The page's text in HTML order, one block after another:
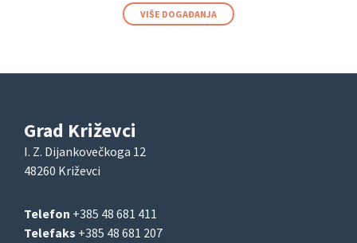
VIŠE DOGAĐANJA
Grad Križevci
I. Z. Dijankovečkoga 12
48260 Križevci
Telefon +385 48 681 411
Telefaks +385 48 681 207